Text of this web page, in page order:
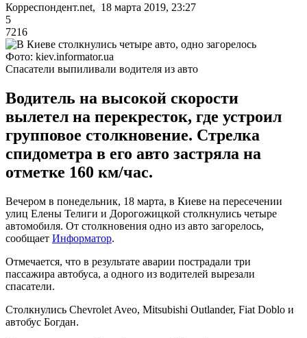
Корреспондент.net, 18 марта 2019, 23:27
5
7216
Фото: kiev.informator.ua
Спасатели выпиливали водителя из авто
Водитель на высокой скорости
вылетел на перекресток, где устроил
групповое столкновение. Стрелка
спидометра в его авто застряла на
отметке 160 км/час.
Вечером в понедельник, 18 марта, в Киеве на пересечении
улиц Елены Телиги и Дорогожицкой столкнулись четыре
автомобиля. От столкновения одно из авто загорелось,
сообщает Информатор.
Отмечается, что в результате аварии пострадали три
пассажира автобуса, а одного из водителей вырезали
спасатели.
Столкнулись Chevrolet Aveo, Mitsubishi Outlander, Fiat Doblo и
автобус Богдан.